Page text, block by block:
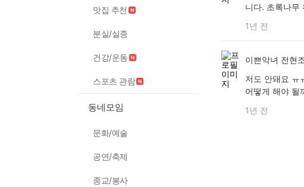
맛집 추천
분실/실종
건강/운동
스포츠 관람
동네모임
문화/예술
공연/축제
종교/봉사
니다. 초록나무
1년 전
이쁜악녀 전현
저도 안돼요 ㅠ
어떻게 해야 될
1년 전